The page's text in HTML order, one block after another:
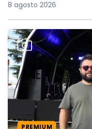
8 agosto 2026
PREMIUM